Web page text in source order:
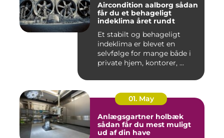
Aircondition aalborg sådan
får du et behageligt
indeklima året rundt
Et stabilt og behageligt
indeklima er blevet en
selvfølge for mange både i
private hjem, kontorer, ...
01. May
Anlægsgartner holbæk
sådan får du mest muligt
ud af din have